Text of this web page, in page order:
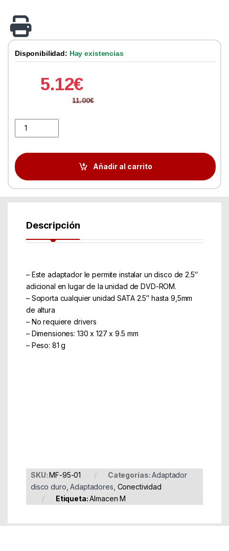
Disponibilidad: Hay existencias
5.12€
11.00€
Añadir al carrito
Descripción
– Este adaptador le permite instalar un disco de 2.5″
adicional en lugar de la unidad de DVD-ROM.
– Soporta cualquier unidad SATA 2.5″ hasta 9,5mm
de altura
– No requiere drivers
– Dimensiones: 130 x 127 x 9.5 mm
– Peso: 81 g
SKU:MF-95-01 Categorías:Adaptador
disco duro ,Adaptadores Conectividad
Etiqueta:Almacen M